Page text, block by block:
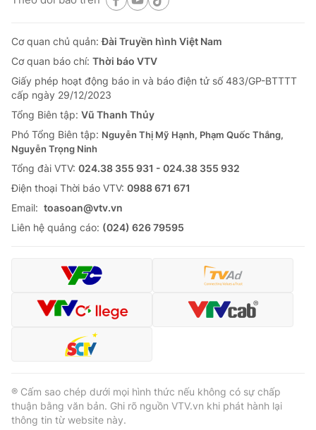
Cơ quan chủ quản:Đài Truyền hình Việt Nam
Cơ quan báo chí: Thời báo VTV
Giấy phép hoạt động báo in và báo điện tử số 483/GP-BTTTT
cấp ngày 29/12/2023
Tổng Biên tập: Vũ Thanh Thủy
Phó Tổng Biên tập: Nguyễn Thị Mỹ Hạnh, Phạm Quốc Thắng,
Nguyễn Trọng Ninh
Tổng đài VTV: 024.38 355 931 - 024.38 355 932
Ðiện thoại Thời báo VTV: 0988 671 671
Email: toasoan@vtv.vn
Liên hệ quảng cáo: (024) 626 79595
® Cấm sao chép dưới mọi hình thức nếu không có sự chấp
thuận bằng văn bản. Ghi rõ nguồn VTV.vn khi phát hành lại
thông tin từ website này.